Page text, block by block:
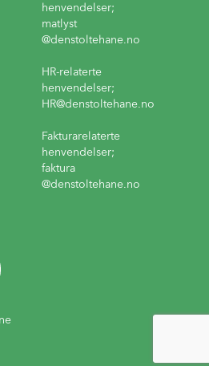
henvendelser;
matlyst
@denstoltehane.no
HR-relaterte
henvendelser;
HR@denstoltehane.no
Fakturarelaterte
henvendelser;
faktura
@denstoltehane.no